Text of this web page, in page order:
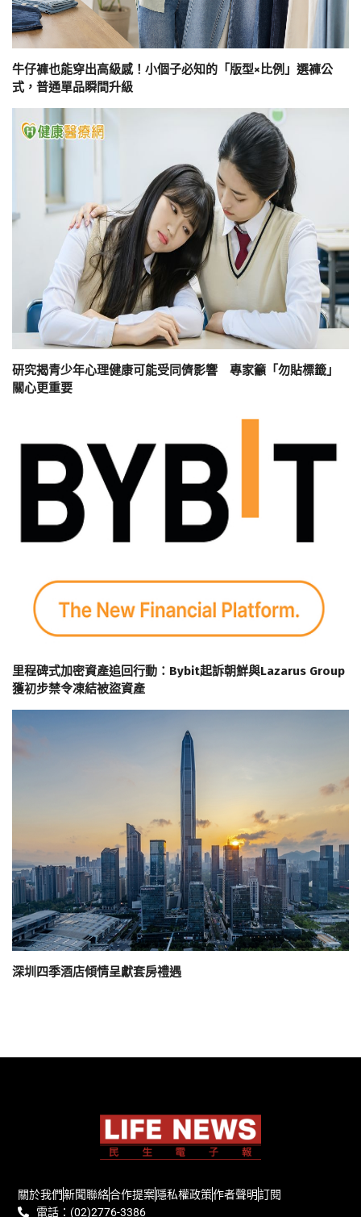
牛仔褲也能穿出高級感！小個子必知的「版型×比例」選褲公
式，普通單品瞬間升級
研究揭青少年心理健康可能受同儕影響 專家籲「勿貼標籤」
關心更重要
里程碑式加密資產追回行動：Bybit起訴朝鮮與Lazarus Group
獲初步禁令凍結被盜資產
深圳四季酒店傾情呈獻套房禮遇
關於我們新聞聯絡合作提案隱私權政策作者聲明訂閱
電話：(02)2776-3386